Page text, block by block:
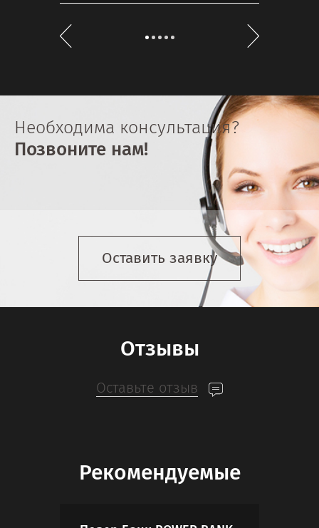
Необходима консультация?
Позвоните нам!
Оставить заявку
Отзывы
Оставьте отзыв
Рекомендуемые